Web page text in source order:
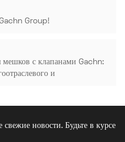
Group!
с клапанами Gachn:
и
новости. Будьте в курсе